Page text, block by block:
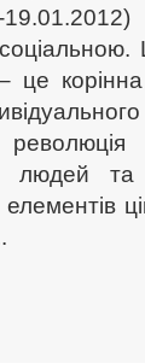
це
людей та
елементів